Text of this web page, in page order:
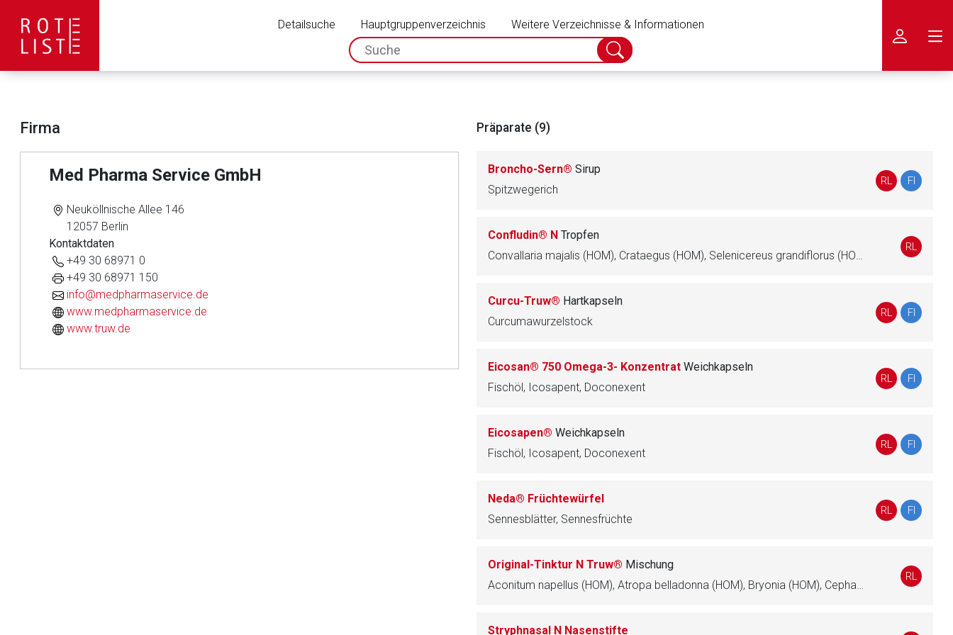
Detailsuche Hauptgruppenverzeichnis
Weitere Verzeichnisse & Informationen
spc.search.input.placeholder
Suche
abschicken
Firma
Med Pharma Service GmbH
Neuköllnische Allee 146
12057 Berlin
Kontaktdaten
+49 30 68971 0
+49 30 68971 150
info@medpharmaservice.de
www.medpharmaservice.de
www.truw.de
Präparate (9)
Broncho-Sern® Sirup
Spitzwegerich
RL FI
Confludin® N Tropfen
Convallaria majalis (HOM), Crataegus (HOM), Selenicereus grandiflorus (HOM), Spigelia anthelmia (HOM), Urginea maritima (HOM)
RL
Curcu-Truw® Hartkapseln
Curcumawurzelstock
RL FI
Eicosan® 750 Omega-3- Konzentrat Weichkapseln
Fischöl, Icosapent, Doconexent
RL FI
Eicosapen® Weichkapseln
Fischöl, Icosapent, Doconexent
RL FI
Neda® Früchtewürfel
Sennesblätter, Sennesfrüchte
RL FI
Original-Tinktur N Truw® Mischung
Aconitum napellus (HOM), Atropa belladonna (HOM), Bryonia (HOM), Cephaelis ipecacuanha (HOM), Echinacea angustifolia (HOM)
RL
Stryphnasal N Nasenstifte
Aufruf einer externen Seite
Betreiber verantwortlich. Ebenso gelten dort ggf. andere Datenschutzbestimmungen.